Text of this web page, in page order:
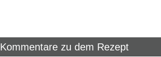
Kommentare zu dem Rezept